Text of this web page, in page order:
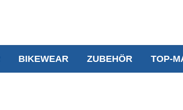
BIKEWEAR ZUBEHÖR TOP-